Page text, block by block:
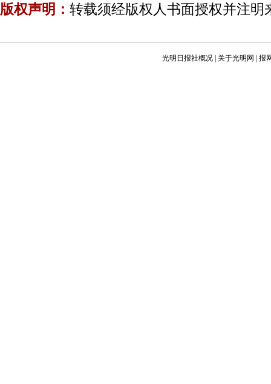
版权声明： 转载须经版权人书面授权并注明
光明日报社概况 关于光明网 报